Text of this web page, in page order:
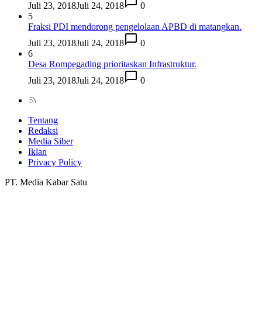
Juli 23, 2018Juli 24, 2018
0
5
Fraksi PDI mendorong pengelolaan APBD di matangkan.
Juli 23, 2018Juli 24, 2018
0
6
Desa Rompegading prioritaskan Infrastruktur.
Juli 23, 2018Juli 24, 2018 0
Tentang
Redaksi
Media Siber
Iklan
Privacy Policy
PT. Media Kabar Satu